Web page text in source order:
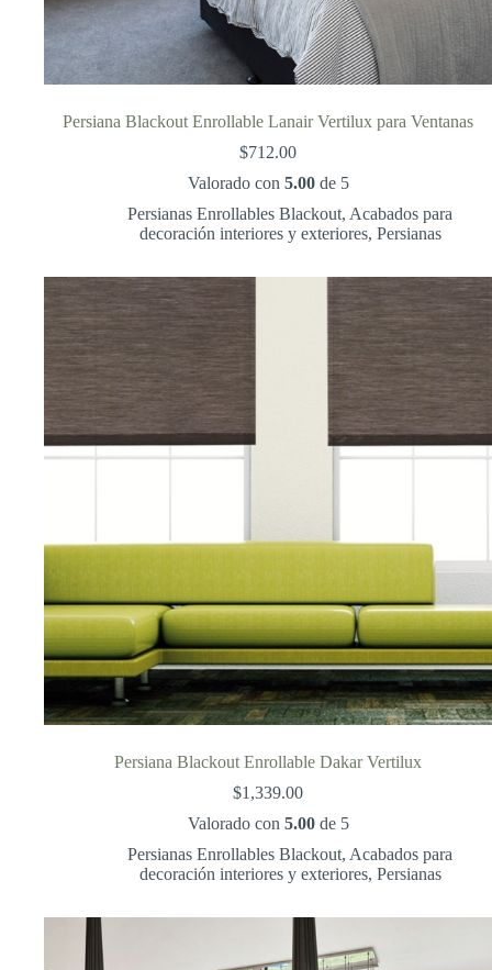
Persiana Blackout Enrollable Lanair Vertilux para Ventanas
$712.00
Valorado con 5.00de 5
Persianas Enrollables Blackout, Acabados para
decoración interiores y exteriores, Persianas
Persiana Blackout Enrollable Dakar Vertilux
$1,339.00
Valorado con 5.00de 5
Persianas Enrollables Blackout, Acabados para
decoración interiores y exteriores, Persianas